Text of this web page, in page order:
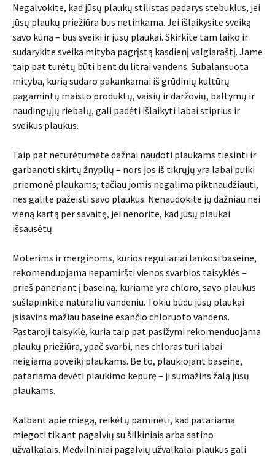
Negalvokite, kad jūsų plaukų stilistas padarys stebuklus, jei
jūsų plaukų priežiūra bus netinkama. Jei išlaikysite sveiką
savo kūną – bus sveiki ir jūsų plaukai. Skirkite tam laiko ir
sudarykite sveika mityba pagrįstą kasdienį valgiaraštį. Jame
taip pat turėtų būti bent du litrai vandens. Subalansuota
mityba, kurią sudaro pakankamai iš grūdinių kultūrų
pagamintų maisto produktų, vaisių ir daržovių, baltymų ir
naudingųjų riebalų, gali padėti išlaikyti labai stiprius ir
sveikus plaukus.
Taip pat neturėtumėte dažnai naudoti plaukams tiesinti ir
garbanoti skirtų žnyplių – nors jos iš tikrųjų yra labai puiki
priemonė plaukams, tačiau jomis negalima piktnaudžiauti,
nes galite pažeisti savo plaukus. Nenaudokite jų dažniau nei
vieną kartą per savaitę, jei nenorite, kad jūsų plaukai
išsausėtų.
Moterims ir merginoms, kurios reguliariai lankosi baseine,
rekomenduojama nepamiršti vienos svarbios taisyklės –
prieš paneriant į baseiną, kuriame yra chloro, savo plaukus
sušlapinkite natūraliu vandeniu. Tokiu būdu jūsų plaukai
įsisavins mažiau baseine esančio chloruoto vandens.
Pastaroji taisyklė, kuria taip pat pasižymi rekomenduojama
plaukų priežiūra, ypač svarbi, nes chloras turi labai
neigiamą poveikį plaukams. Be to, plaukiojant baseine,
patariama dėvėti plaukimo kepurę – ji sumažins žalą jūsų
plaukams.
Kalbant apie miegą, reikėtų paminėti, kad patariama
miegoti tik ant pagalvių su šilkiniais arba satino
užvalkalais. Medvilniniai pagalvių užvalkalai plaukus gali